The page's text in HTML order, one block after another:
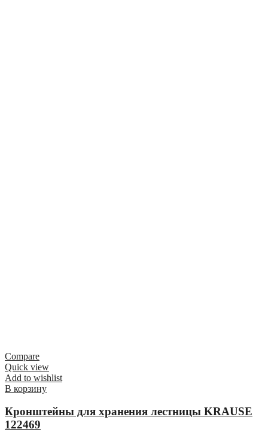
Compare
Quick view
Add to wishlist
В корзину
Кронштейны для хранения лестницы KRAUSE
122469